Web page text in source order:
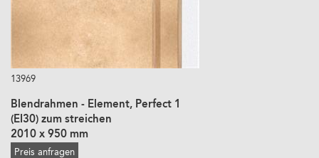
13969
Blendrahmen - Element, Perfect 1
(EI30) zum streichen
2010 x 950 mm
Preis anfragen